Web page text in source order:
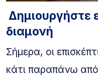
Δημιουργήστε
διαμονή
Σήμερα, οι
κάτι παραπάνω